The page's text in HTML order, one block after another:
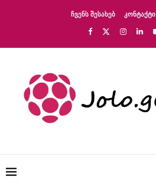
ᲩᲕᲔᲜᲡ ᲨᲔᲡᲐᲮᲔᲑ ᲙᲝᲜᲢᲐᲥᲢᲘ